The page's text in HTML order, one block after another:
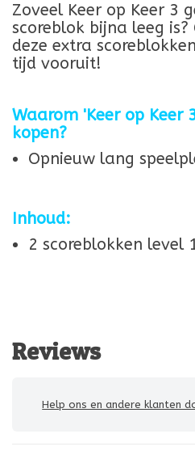
Zoveel Keer op Keer 3
scoreblok bijna leeg is?
deze extra
tijd vooruit!
Waarom 'Keer op Keer
kopen?
Opnieuw lang
Inhoud:
2 scoreblokken level
Reviews
Help ons en andere klanten